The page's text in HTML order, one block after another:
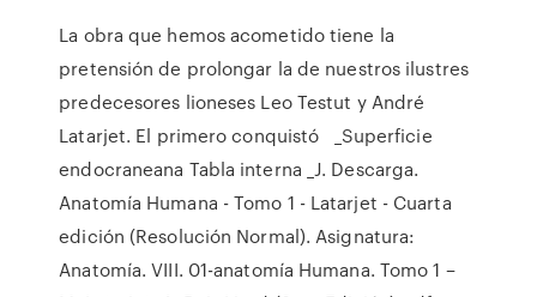
La obra que hemos acometido tiene la
pretensión de prolongar la de nuestros ilustres
predecesores lioneses Leo Testut y André
Latarjet. El primero conquistó _Superficie
endocraneana Tabla interna _J. Descarga.
Anatomía Humana - Tomo 1 - Latarjet - Cuarta
edición (Resolución Normal). Asignatura:
Anatomía. VIII. 01-anatomía Humana. Tomo 1 –